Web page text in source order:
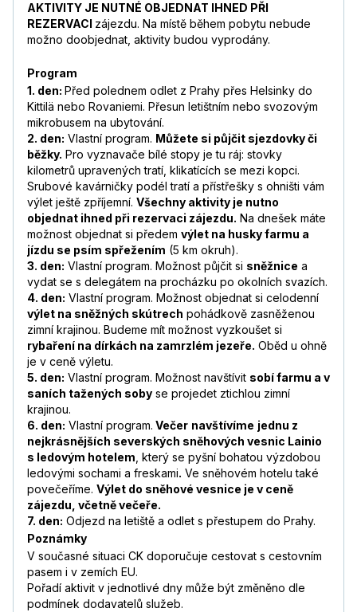
AKTIVITY JE NUTNÉ OBJEDNAT IHNED PŘI
REZERVACI zájezdu. Na místě během pobytu nebude
možno doobjednat, aktivity budou vyprodány.
Program
1. den: Před polednem odlet z Prahy přes Helsinky do
Kittilä nebo Rovaniemi. Přesun letištním nebo svozovým
mikrobusem na ubytování.
2. den: Vlastní program. Můžete si půjčit sjezdovky či
běžky. Pro vyznavače bílé stopy je tu ráj: stovky
kilometrů upravených tratí, klikatících se mezi kopci.
Srubové kavárničky podél tratí a přístřešky s ohništi vám
výlet ještě zpříjemní. Všechny aktivity je nutno
objednat ihned při rezervaci zájezdu. Na dnešek máte
možnost objednat si předem výlet na husky farmu a
jízdu se psím spřežením (5 km okruh).
3. den: Vlastní program. Možnost půjčit si sněžnice a
vydat se s delegátem na procházku po okolních svazích.
4. den: Vlastní program. Možnost objednat si celodenní
výlet na sněžných skútrech pohádkově zasněženou
zimní krajinou. Budeme mít možnost vyzkoušet si
rybaření na dírkách na zamrzlém jezeře. Oběd u ohně
je v ceně výletu.
5. den: Vlastní program. Možnost navštívit sobí farmu a v
saních tažených soby se projedet ztichlou zimní
krajinou.
6. den: Vlastní program. Večer navštívíme jednu z
nejkrásnějších severských sněhových vesnic Lainio
s ledovým hotelem , který se pyšní bohatou výzdobou
ledovými sochami a freskami. Ve sněhovém hotelu také
povečeříme. Výlet do sněhové vesnice je v ceně
zájezdu, včetně večeře.
7. den: Odjezd na letiště a odlet s přestupem do Prahy.
Poznámky
V současné situaci CK doporučuje cestovat s cestovním
pasem i v zemích EU.
Pořadí aktivit v jednotlivé dny může být změněno dle
podmínek dodavatelů služeb.